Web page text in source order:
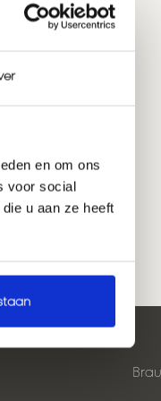
en om ons
voor social
u aan ze heeft